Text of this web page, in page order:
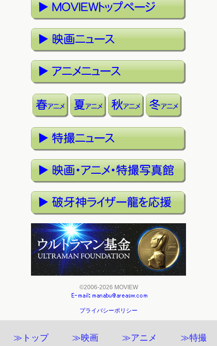
©2006-2026 MOVIEW
プライバシーポリシー
≫トップ ≫映画 ≫アニメ ≫特撮